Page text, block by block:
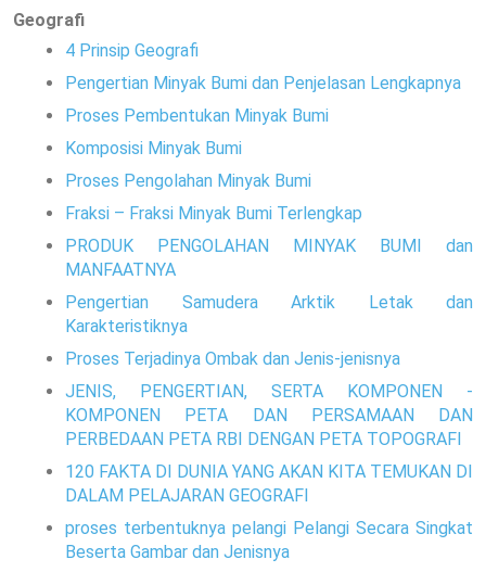
Geografi
4 Prinsip Geografi
Pengertian Minyak Bumi dan Penjelasan Lengkapnya
Proses Pembentukan Minyak Bumi
Komposisi Minyak Bumi
Proses Pengolahan Minyak Bumi
Fraksi – Fraksi Minyak Bumi Terlengkap
PRODUK PENGOLAHAN MINYAK BUMI dan
MANFAATNYA
Pengertian Samudera Arktik Letak dan
Karakteristiknya
Proses Terjadinya Ombak dan Jenis-jenisnya
JENIS, PENGERTIAN, SERTA KOMPONEN -
KOMPONEN PETA DAN PERSAMAAN DAN
PERBEDAAN PETA RBI DENGAN PETA TOPOGRAFI
120 FAKTA DI DUNIA YANG AKAN KITA TEMUKAN DI
DALAM PELAJARAN GEOGRAFI
proses terbentuknya pelangi Pelangi Secara Singkat
Beserta Gambar dan Jenisnya